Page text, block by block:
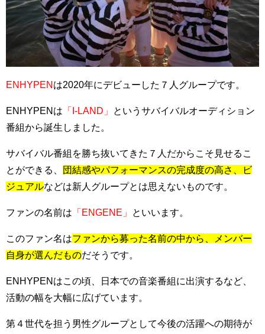
ENHYPEN は2020年にデビューした７人グループです。
ENHYPENは 「I-LAND」
というサバイバルオーディション
番組から誕生しました。
サバイバル番組を勝ち抜いてきた７人だからこそ見せるこ
とができる、
団結感やパフォーマンスの完成度の高さ、ビ
ジュアルなどは新人グループとは思えないものです。
ファンの名前は 「ENGENE」 といいます。
このファン名はファンから募った名前の中から、メンバー
自身が選んだものだそうです。
ENHYPENはこの頃、日本での音楽番組に出演するなど、
活動の幅を大幅に広げています。
第４世代を担う男性グループとして今後の活躍への期待が